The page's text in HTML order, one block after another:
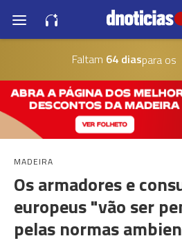
Faltam 64 diaspara os
MADEIRA
Os armadores e
europeus "vão ser
pelas normas